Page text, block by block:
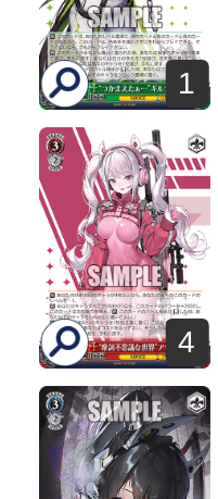
1
4